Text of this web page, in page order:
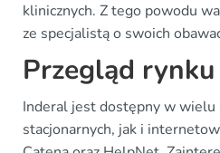
klinicznych. Z tego powodu
ze specjalistą o swoich
Przegląd rynku
Inderal jest dostępny w wielu
stacjonarnych, jak i